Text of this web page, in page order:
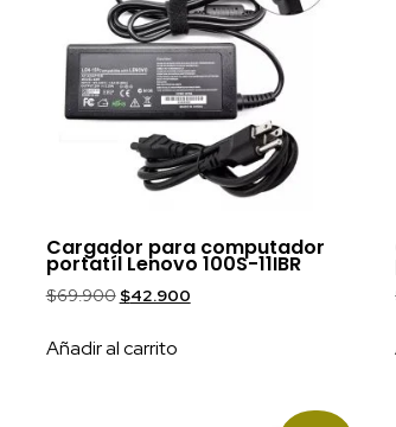
Cargador para computador
portatíl Lenovo 100S-11IBR
$69.900 $42.900
Añadir al carrito